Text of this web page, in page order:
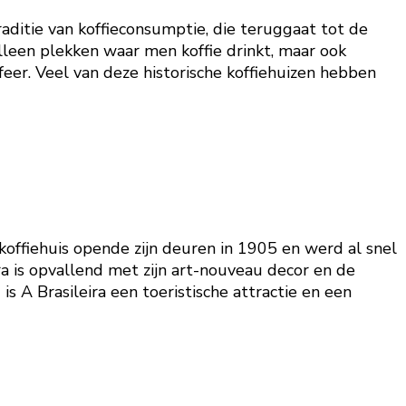
van koffieconsumptie, die teruggaat tot de
plekken waar men koffie drinkt, maar ook
Veel van deze historische koffiehuizen hebben
opende zijn deuren in 1905 en werd al snel
is opvallend met zijn art-nouveau decor en de
A Brasileira een toeristische attractie en een